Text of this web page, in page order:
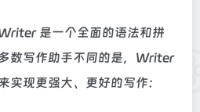
是一个全面的语法和拼
数写作助手不同的是，Writer
实现更强大、更好的写作：